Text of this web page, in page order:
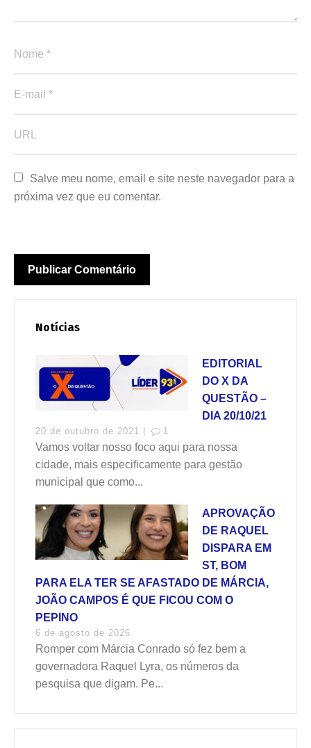
Salve meu nome, email e site neste navegador para a
próxima vez que eu comentar.
Notícias
EDITORIAL
DO X DA
QUESTÃO –
DIA 20/10/21
20 de outubro de 2021 | 1
Vamos voltar nosso foco aqui para nossa
cidade, mais especificamente para gestão
municipal que como...
APROVAÇÃO
DE RAQUEL
DISPARA EM
ST, BOM
PARA ELA TER SE AFASTADO DE MÁRCIA,
JOÃO CAMPOS É QUE FICOU COM O
PEPINO
6 de agosto de 2026
Romper com Márcia Conrado só fez bem a
governadora Raquel Lyra, os números da
pesquisa que digam. Pe...